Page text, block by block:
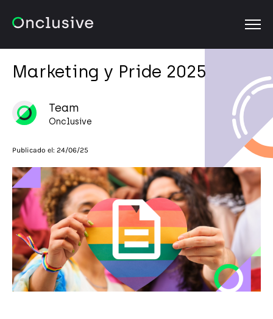
Marketing y Pride 2025
Team
Onclusive
Publicado el: 24/06/25